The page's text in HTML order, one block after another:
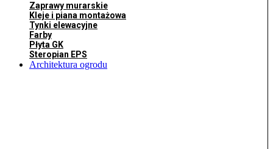
Zaprawy murarskie
Kleje i piana montażowa
Tynki elewacyjne
Farby
Płyta GK
Steropian EPS
Architektura ogrodu